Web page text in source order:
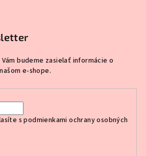
budeme zasielať informácie o
e-shope.
spodmienkami ochrany osobných